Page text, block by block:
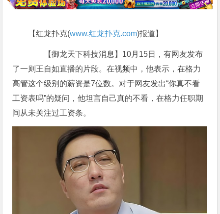
【红龙扑克(www.红龙扑克.com)报道】
【御龙天下科技消息】10月15日，有网友发布
了一则王自如直播的片段。在视频中，他表示，在格力
高管这个级别的薪资是7位数。对于网友发出“你真不看
工资表吗”的疑问，他坦言自己真的不看，在格力任职期
间从未关注过工资条。